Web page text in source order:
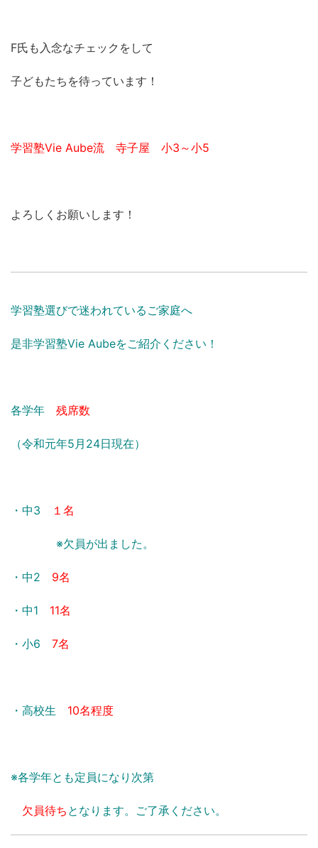
F氏も入念なチェックをして
子どもたちを待っています！
学習塾Vie Aube流 寺子屋 小3～小5
よろしくお願いします！
学習塾選びで迷われているご家庭へ
是非学習塾Vie Aubeをご紹介ください！
各学年 残席数
（令和元年5月24日現在）
・中3 １名
※欠員が出ました。
・中2 9名
・中1 11名
・小6 7名
・高校生 10名程度
※各学年とも定員になり次第
欠員待ち となります。ご了承ください。